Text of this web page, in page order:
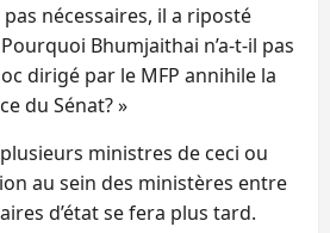
nécessaires, il a riposté
Bhumjaithai n’a-t-il pas
dirigé par le MFP annihile la
du Sénat? »
ministres de ceci ou
au sein des ministères entre
d’état se fera plus tard.